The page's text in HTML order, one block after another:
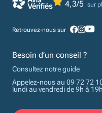
4,3/5 sur
Retrouvez-nous sur
Besoin d’un conseil ?
Consultez notre guide
Appelez-nous au 09 72 72
lundi au vendredi de 9h à